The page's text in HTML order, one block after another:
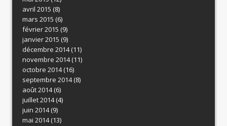
avril 2015 (8)
mars 2015 (6)
février 2015 (9)
janvier 2015 (9)
décembre 2014(11)
novembre 2014(11)
octobre 2014(16)
septembre 2014(8)
août 2014(6)
juillet 2014(4)
juin 2014(9)
mai 2014(13)